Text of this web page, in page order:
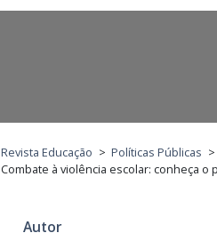
Revista Educação > Políticas Públicas >
Combate à violência escolar: conheça o
Autor